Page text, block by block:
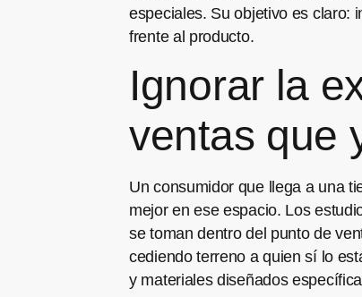
especiales. Su objetivo es claro:
frente al producto.
Ignorar la
ventas que
Un consumidor que llega a una
mejor en ese espacio. Los
se toman dentro del punto de
cediendo terreno a quien sí lo
y materiales diseñados